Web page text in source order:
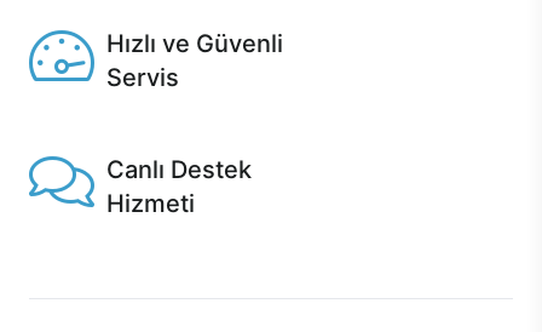
Hızlı ve Güvenli
Servis
Canlı Destek
Hizmeti